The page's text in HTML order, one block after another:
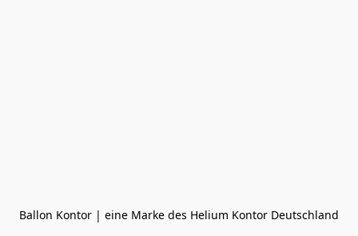
Ballon Kontor | eine Marke des Helium Kontor Deutschland